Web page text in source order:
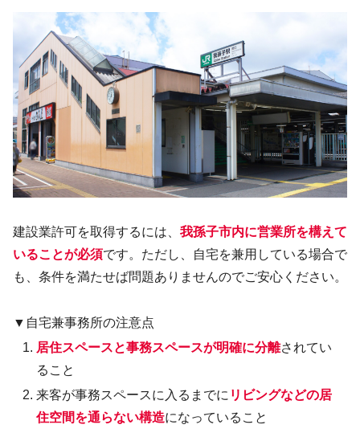
建設業許可を取得するには、 我孫子市内に営業所を構えて
いることが必須です。ただし、自宅を兼用している場合で
も、条件を満たせば問題ありませんのでご安心ください。
▼自宅兼事務所の注意点
居住スペースと事務スペースが明確に分離されてい
ること
来客が事務スペースに入るまでに リビングなどの居
住空間を通らない構造になっていること